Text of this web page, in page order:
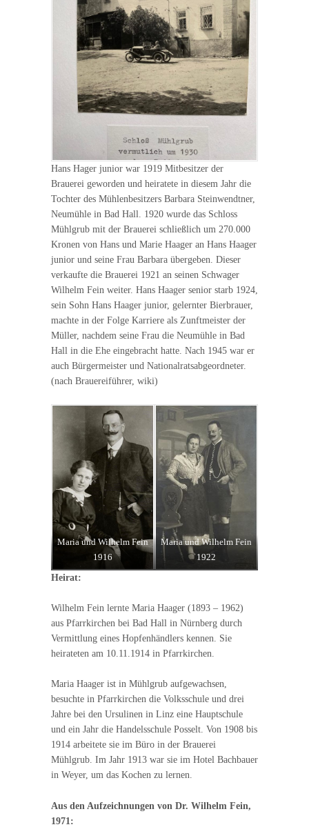
Hans Hager junior war 1919 Mitbesitzer der
Brauerei geworden und heiratete in diesem Jahr die
Tochter des Mühlenbesitzers Barbara Steinwendtner,
Neumühle in Bad Hall. 1920 wurde das Schloss
Mühlgrub mit der Brauerei schließlich um 270.000
Kronen von Hans und Marie Haager an Hans Haager
junior und seine Frau Barbara übergeben. Dieser
verkaufte die Brauerei 1921 an seinen Schwager
Wilhelm Fein weiter. Hans Haager senior starb 1924,
sein Sohn Hans Haager junior, gelernter Bierbrauer,
machte in der Folge Karriere als Zunftmeister der
Müller, nachdem seine Frau die Neumühle in Bad
Hall in die Ehe eingebracht hatte. Nach 1945 war er
auch Bürgermeister und Nationalratsabgeordneter.
(nach Brauereiführer, wiki)
Maria und Wilhelm Fein
1916
Maria und Wilhelm Fein
1922
Heirat:
Wilhelm Fein lernte Maria Haager (1893 – 1962)
aus Pfarrkirchen bei Bad Hall in Nürnberg durch
Vermittlung eines Hopfenhändlers kennen. Sie
heirateten am 10.11.1914 in Pfarrkirchen.
Maria Haager ist in Mühlgrub aufgewachsen,
besuchte in Pfarrkirchen die Volksschule und drei
Jahre bei den Ursulinen in Linz eine Hauptschule
und ein Jahr die Handelsschule Posselt. Von 1908 bis
1914 arbeitete sie im Büro in der Brauerei
Mühlgrub. Im Jahr 1913 war sie im Hotel Bachbauer
in Weyer, um das Kochen zu lernen.
Aus den Aufzeichnungen von Dr. Wilhelm Fein,
1971: